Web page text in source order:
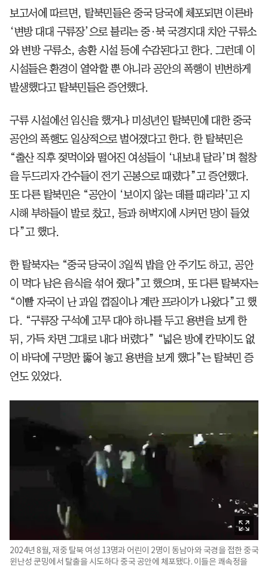
보고서에 따르면, 탈북민들은 중국 당국에 체포되면 이른바
‘변방 대대 구류장’으로 불리는 중·북 국경지대 치안 구류소
와 변방 구류소, 송환 시설 등에 수감된다고 한다. 그런데 이
시설들은 환경이 열악할 뿐 아니라 공안의 폭행이 빈번하게
발생했다고 탈북민들은 증언했다.
구류 시설에선 임신을 했거나 미성년인 탈북민에 대한 중국
공안의 폭행도 일상적으로 벌어졌다고 한다. 한 탈북민은
“출산 직후 젖먹이와 떨어진 여성들이 ‘내보내 달라’며 철창
을 두드리자 간수들이 전기 곤봉으로 때렸다”고 증언했다.
또 다른 탈북민은 “공안이 ‘보이지 않는 데를 때리라’고 지
시해 부하들이 발로 찼고, 등과 허벅지에 시커먼 멍이 들었
다”고 했다.
한 탈북자는 “중국 당국이 3일씩 밥을 안 주기도 하고, 공안
이 먹다 남은 음식을 섞어 줬다”고 했으며, 또 다른 탈북자는
“이빨 자국이 난 과일 껍질이나 계란 프라이가 나왔다”고 했
다. “구류장 구석에 고무 대야 하나를 두고 용변을 보게 한
뒤, 가득 차면 그대로 내다 버렸다” “넓은 방에 칸막이도 없
이 바닥에 구멍만 뚫어 놓고 용변을 보게 했다”는 탈북민 증
언도 있었다.
2024년 8월, 재중 탈북 여성 13명과 어린이 2명이 동남아와 국경을 접한 중국
윈난성 쿤밍에서 탈출을 시도하다 중국 공안에 체포됐다. 이들은 쾌속정을